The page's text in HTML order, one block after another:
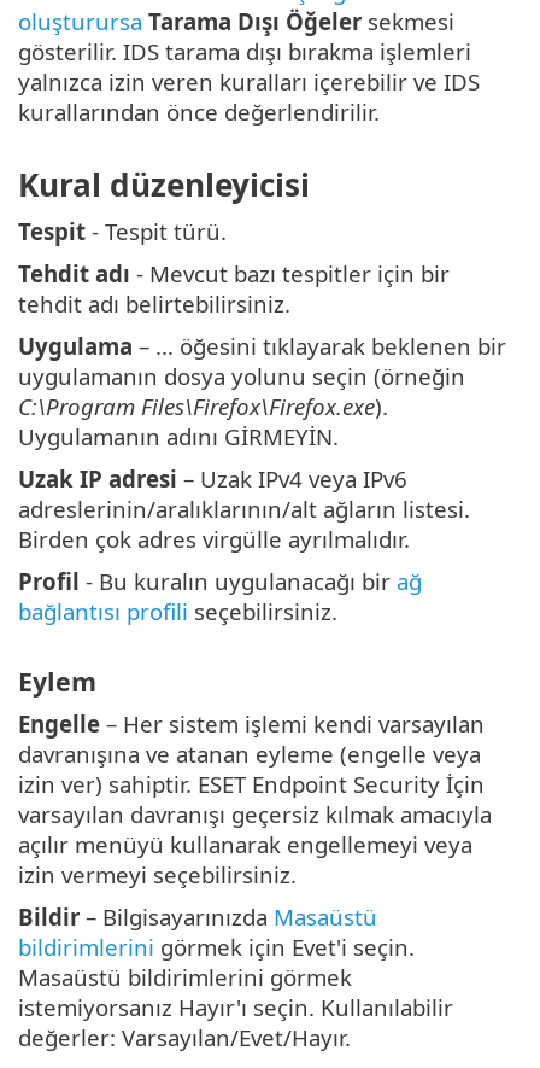
oluşturursa Tarama Dışı Öğeler sekmesi
gösterilir. IDS tarama dışı bırakma işlemleri
yalnızca izin veren kuralları içerebilir ve IDS
kurallarından önce değerlendirilir.
Kural düzenleyicisi
Tespit - Tespit türü.
Tehdit adı - Mevcut bazı tespitler için bir
tehdit adı belirtebilirsiniz.
Uygulama – ... öğesini tıklayarak beklenen bir
uygulamanın dosya yolunu seçin (örneğin
C:\Program Files\Firefox\Firefox.exe).
Uygulamanın adını GİRMEYİN.
Uzak IP adresi – Uzak IPv4 veya IPv6
adreslerinin/aralıklarının/alt ağların listesi.
Birden çok adres virgülle ayrılmalıdır.
Profil - Bu kuralın uygulanacağı bir ağ
bağlantısı profili seçebilirsiniz.
Eylem
Engelle – Her sistem işlemi kendi varsayılan
davranışına ve atanan eyleme (engelle veya
izin ver) sahiptir. ESET Endpoint Security İçin
varsayılan davranışı geçersiz kılmak amacıyla
açılır menüyü kullanarak engellemeyi veya
izin vermeyi seçebilirsiniz.
Bildir – Bilgisayarınızda Masaüstü
bildirimlerini görmek için Evet'i seçin.
Masaüstü bildirimlerini görmek
istemiyorsanız Hayır'ı seçin. Kullanılabilir
değerler: Varsayılan/Evet/Hayır.